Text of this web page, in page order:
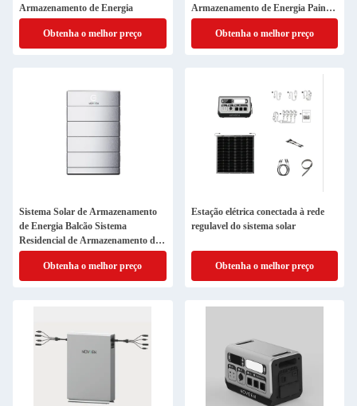
Armazenamento de Energia
Obtenha o melhor preço
Armazenamento de Energia Painel
Solar Flexível
Obtenha o melhor preço
Sistema Solar de Armazenamento
de Energia Balcão Sistema
Residencial de Armazenamento de
Bateria de 2,56 kWh
Obtenha o melhor preço
Estação elétrica conectada à rede
regulavel do sistema solar
Obtenha o melhor preço